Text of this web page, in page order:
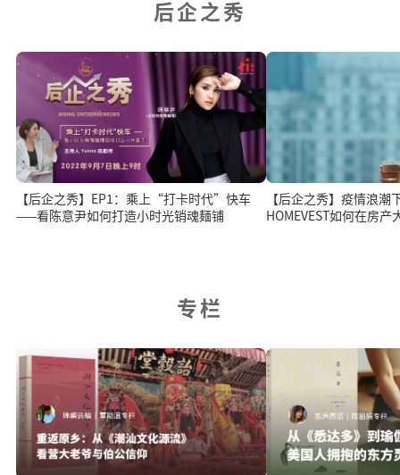
后企之秀
【后企之秀】EP1：乘上“打卡时代”快车
——看陈意尹如何打造小时光销魂麺铺
【后企之秀】疫情浪潮
HOMEVEST如何在房
专栏